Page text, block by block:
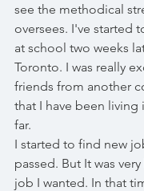
see the methodical
oversees. I've started
at school two weeks
Toronto. I was really
friends from another
that I have been living
far.
I started to find new
passed. But It was
job I wanted. In that